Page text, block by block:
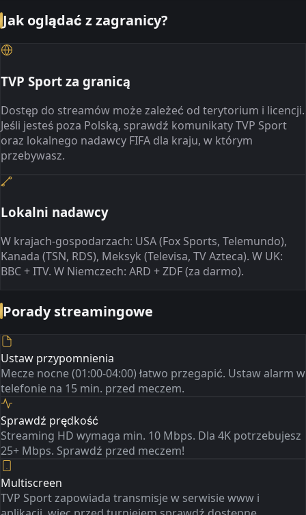
Jak oglądać z zagranicy?
TVP Sport za granicą
Dostęp do streamów może zależeć od terytorium i licencji.
Jeśli jesteś poza Polską, sprawdź komunikaty TVP Sport
oraz lokalnego nadawcy FIFA dla kraju, w którym
przebywasz.
Lokalni nadawcy
W krajach-gospodarzach: USA (Fox Sports, Telemundo),
Kanada (TSN, RDS), Meksyk (Televisa, TV Azteca). W UK:
BBC + ITV. W Niemczech: ARD + ZDF (za darmo).
Porady streamingowe
Ustaw przypomnienia
Mecze nocne (01:00-04:00) łatwo przegapić. Ustaw alarm w
telefonie na 15 min. przed meczem.
Sprawdź prędkość
Streaming HD wymaga min. 10 Mbps. Dla 4K potrzebujesz
25+ Mbps. Sprawdź przed meczem!
Multiscreen
TVP Sport zapowiada transmisje w serwisie www i